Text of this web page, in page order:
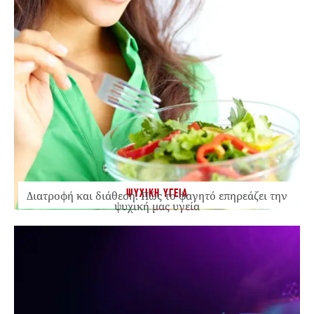
ΨΥΧΙΚΗ ΥΓΕΙΑ
Διατροφή και διάθεση: Πώς το φαγητό επηρεάζει την
ψυχική μας υγεία